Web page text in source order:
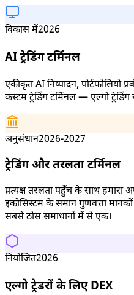
विकास में2026
AI ट्रेडिंग टर्मिनल
एकीकृत AI निष्पादन,
कस्टम ट्रेडिंग टर्मिनल — एल्गो
अनुसंधान2026-2027
ट्रेडिंग और तरलता टर्मिनल
प्रत्यक्ष तरलता पहुँच के साथ हमारा
इकोसिस्टम के समान गुणवत्ता
सबसे ठोस समाधानों में से एक।
नियोजित2026
एल्गो ट्रेडरों के लिए DEX